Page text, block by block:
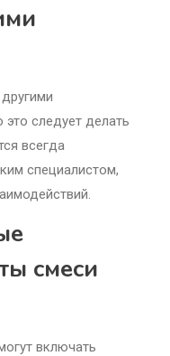
следует делать
всегда
специалистом,
смеси
включать